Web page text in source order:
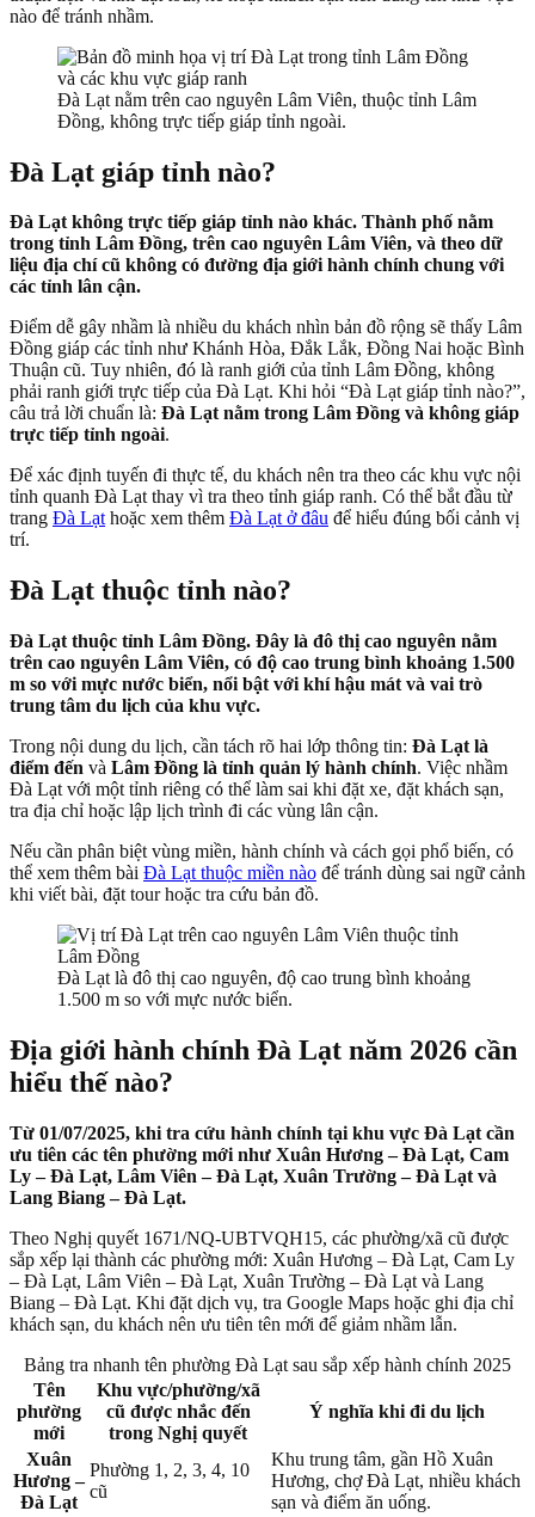
nào để tránh nhầm.
Đà Lạt nằm trên cao nguyên Lâm Viên, thuộc tỉnh Lâm
Đồng, không trực tiếp giáp tỉnh ngoài.
Đà Lạt giáp tỉnh nào?
Đà Lạt không trực tiếp giáp tỉnh nào khác. Thành phố nằm
trong tỉnh Lâm Đồng, trên cao nguyên Lâm Viên, và theo dữ
liệu địa chí cũ không có đường địa giới hành chính chung với
các tỉnh lân cận.
Điểm dễ gây nhầm là nhiều du khách nhìn bản đồ rộng sẽ thấy Lâm
Đồng giáp các tỉnh như Khánh Hòa, Đắk Lắk, Đồng Nai hoặc Bình
Thuận cũ. Tuy nhiên, đó là ranh giới của tỉnh Lâm Đồng, không
phải ranh giới trực tiếp của Đà Lạt. Khi hỏi “Đà Lạt giáp tỉnh nào?”,
câu trả lời chuẩn là: Đà Lạt nằm trong Lâm Đồng và không giáp
trực tiếp tỉnh ngoài.
Để xác định tuyến đi thực tế, du khách nên tra theo các khu vực nội
tỉnh quanh Đà Lạt thay vì tra theo tỉnh giáp ranh. Có thể bắt đầu từ
trang Đà Lạthoặc xem thêm Đà Lạt ở đâu để hiểu đúng bối cảnh vị
trí.
Đà Lạt thuộc tỉnh nào?
Đà Lạt thuộc tỉnh Lâm Đồng. Đây là đô thị cao nguyên nằm
trên cao nguyên Lâm Viên, có độ cao trung bình khoảng 1.500
m so với mực nước biển, nổi bật với khí hậu mát và vai trò
trung tâm du lịch của khu vực.
Trong nội dung du lịch, cần tách rõ hai lớp thông tin: Đà Lạt là
điểm đến và Lâm Đồng là tỉnh quản lý hành chính. Việc nhầm
Đà Lạt với một tỉnh riêng có thể làm sai khi đặt xe, đặt khách sạn,
tra địa chỉ hoặc lập lịch trình đi các vùng lân cận.
Nếu cần phân biệt vùng miền, hành chính và cách gọi phổ biến, có
thể xem thêm bài Đà Lạt thuộc miền nào để tránh dùng sai ngữ cảnh
khi viết bài, đặt tour hoặc tra cứu bản đồ.
Đà Lạt là đô thị cao nguyên, độ cao trung bình khoảng
1.500 m so với mực nước biển.
Địa giới hành chính Đà Lạt năm 2026 cần
hiểu thế nào?
Từ 01/07/2025, khi tra cứu hành chính tại khu vực Đà Lạt cần
ưu tiên các tên phường mới như Xuân Hương – Đà Lạt, Cam
Ly – Đà Lạt, Lâm Viên – Đà Lạt, Xuân Trường – Đà Lạt và
Lang Biang – Đà Lạt.
Theo Nghị quyết 1671/NQ-UBTVQH15, các phường/xã cũ được
sắp xếp lại thành các phường mới: Xuân Hương – Đà Lạt, Cam Ly
– Đà Lạt, Lâm Viên – Đà Lạt, Xuân Trường – Đà Lạt và Lang
Biang – Đà Lạt. Khi đặt dịch vụ, tra Google Maps hoặc ghi địa chỉ
khách sạn, du khách nên ưu tiên tên mới để giảm nhầm lẫn.
Bảng tra nhanh tên phường Đà Lạt sau sắp xếp hành chính 2025
Tên
phường
mới
Khu vực/phường/xã
cũ được nhắc đến
trong Nghị quyết
Ý nghĩa khi đi du lịch
Xuân
Hương –
Đà Lạt
Phường 1, 2, 3, 4, 10
cũ
Khu trung tâm, gần Hồ Xuân
Hương, chợ Đà Lạt, nhiều khách
sạn và điểm ăn uống.